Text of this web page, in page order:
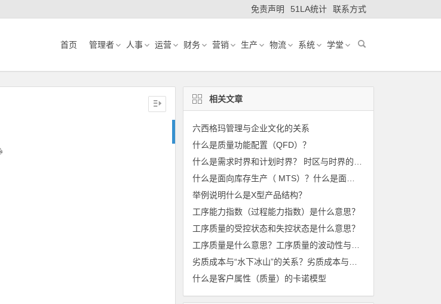
免责声明 51LA统计 联系方式
首页 管理者 人事 运营 财务 营销 生产 物流 系统 学堂
相关文章
六西格玛管理与企业文化的关系
什么是质量功能配置（QFD）？
什么是面向库存生产（ MTS）？什么是面向订单生产（MTO）？
举例说明什么是X型产品结构？
工序能力指数（过程能力指数）是什么意思？
工序质量的受控状态和失控状态是什么意思？
什么是客户属性（质量）的卡诺模型